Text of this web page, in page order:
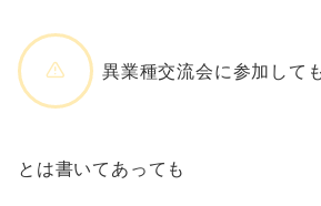
異業種交流会に参加して
とは書いてあっても